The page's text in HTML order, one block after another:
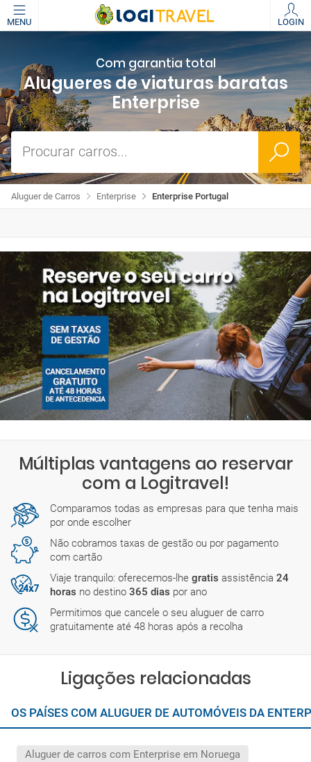
MENU LOGIN
Com garantia total
Alugueres de viaturas baratas
Enterprise
Procurar carros...
Enterprise Portugal
Enterprise
Aluguer de Carros
Múltiplas vantagens ao reservar
com a Logitravel!
Comparamos todas as empresas para que tenha mais
por onde escolher
Não cobramos taxas de gestão ou por pagamento
com cartão
Viaje tranquilo: oferecemos-lhe gratis assistência 24
horas no destino 365 dias por ano
Permitimos que cancele o seu aluguer de carro
gratuitamente até 48 horas após a recolha
Ligações relacionadas
OS PAÍSES COM ALUGUER DE AUTOMÓVEIS DA
Aluguer de carros com Enterprise em Noruega